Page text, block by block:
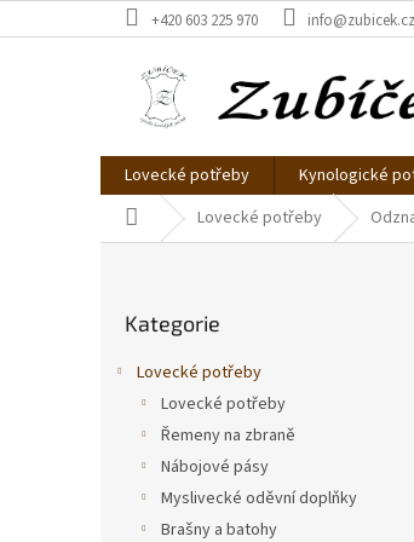
na
+420 603 225 970 info@zubicek.cz
Lovecké potřeby Kynologické
Domů Lovecké potřeby
kategorie
Kategorie
Lovecké potřeby
Lovecké potřeby
Řemeny na zbraně
Nábojové pásy
Myslivecké oděvní doplňky
Brašny a batohy